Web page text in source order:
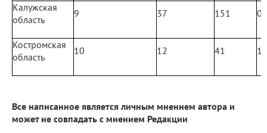
Калужская
область
9 37 151 0
Костромская
область
10 12 41 1
Все написанное является личным мнением автора и
может не совпадать с мнением Редакции